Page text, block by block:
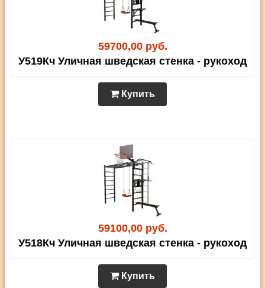
59700,00 руб.
У519Кч Уличная шведская стенка - рукоход
Купить
59100,00 руб.
У518Кч Уличная шведская стенка - рукоход
Купить